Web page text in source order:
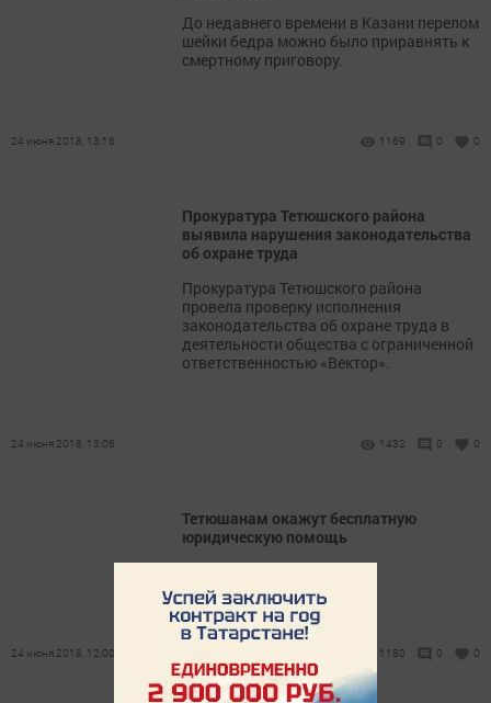
До недавнего времени в Казани перелом
шейки бедра можно было приравнять к
смертному приговору.
24 июня 2018, 13:16 1169 0 0
Прокуратура Тетюшского района
выявила нарушения законодательства
об охране труда
Прокуратура Тетюшского района
провела проверку исполнения
законодательства об охране труда в
деятельности общества с ограниченной
ответственностью «Вектор».
24 июня 2018, 13:06 1432 0 0
Тетюшанам окажут бесплатную
юридическую помощь
24 июня 2018, 12:00 1180 0 0